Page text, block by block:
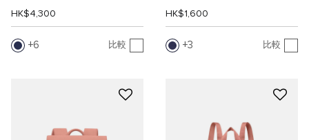
HK$4,300
6 比較
HK$1,600
3 比較